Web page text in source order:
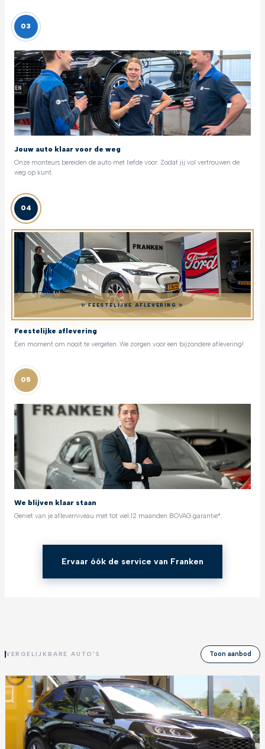
03
Jouw auto klaar voor de weg
Onze monteurs bereiden de auto met liefde voor. Zodat jij vol vertrouwen de
weg op kunt.
04
✨ FEESTELIJKE AFLEVERING ✨
Feestelijke aflevering
Een moment om nooit te vergeten. We zorgen voor een bijzondere aflevering!
05
We blijven klaar staan
Geniet van je afleverniveau met tot wel 12 maanden BOVAG garantie*.
Ervaar óók de service van Franken
VERGELIJKBARE AUTO'S Toon aanbod